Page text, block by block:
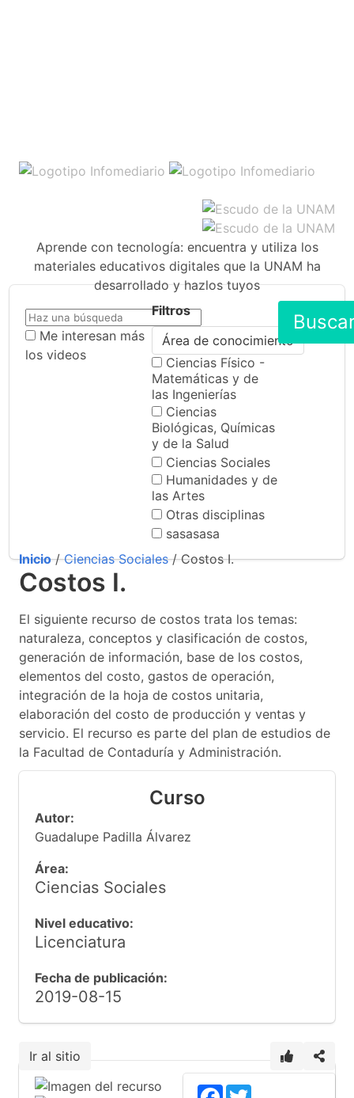
Aprende con tecnología: encuentra y utiliza los
materiales educativos digitales que la UNAM ha
desarrollado y hazlos tuyos
Me interesan más
los videos
Filtros
Área de conocimiento
Ciencias Físico -
Matemáticas y de
las Ingenierías
Ciencias
Biológicas, Químicas
y de la Salud
Ciencias Sociales
Humanidades y de
las Artes
Otras disciplinas
sasasasa
Inicio/Ciencias Sociales/ Costos I.
Costos I.
El siguiente recurso de costos trata los temas:
naturaleza, conceptos y clasificación de costos,
generación de información, base de los costos,
elementos del costo, gastos de operación,
integración de la hoja de costos unitaria,
elaboración del costo de producción y ventas y
servicio. El recurso es parte del plan de estudios de
la Facultad de Contaduría y Administración.
Curso
Autor:
Guadalupe Padilla Álvarez
Área:
Ciencias Sociales
Nivel educativo:
Licenciatura
Fecha de publicación:
2019-08-15
Ir al sitio
Facebook